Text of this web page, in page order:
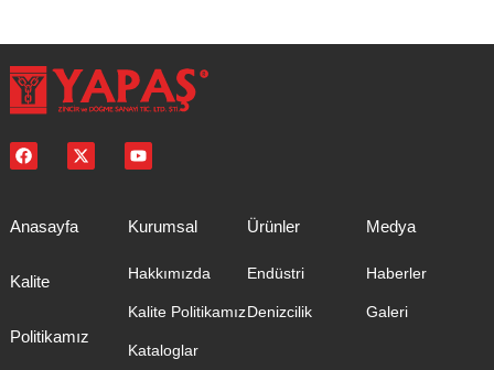
Anasayfa
Kalite
Politikamız
Kurumsal
Hakkımızda
Kalite Politikamız
Kataloglar
Ürünler
Endüstri
Denizcilik
Medya
Haberler
Galeri